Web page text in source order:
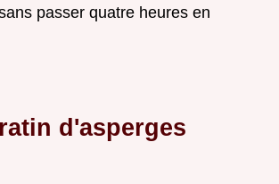
passer quatre heures en
d'asperges